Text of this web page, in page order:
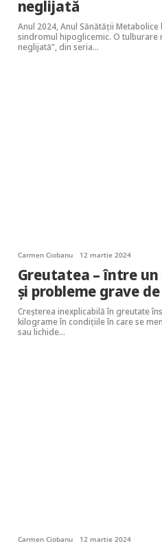
neglijată
Anul 2024, Anul Sănătății Metabolice
sindromul hipoglicemic. O tulburare
neglijată”, din seria…
Carmen Ciobanu 12 martie 2024
Greutatea – între
și probleme grave
Creșterea inexplicabilă în greutate
kilograme în condițiile în care se
sau lichide…
Carmen Ciobanu 12 martie 2024